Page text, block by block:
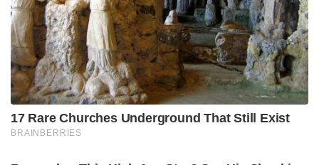
രാഷ്ട്രീയ ഗൂഢാലോചനയെക്കുറിച്ചുളള സംശയം
ബലപ്പെടുത്തുന്നതും.
Tags: മീഡിയ വൺ ലേഖിക
suresh gopi
രാഷ്ട്രീയ ഗൂഢാലോചന
kerala bjp
Complaint against suresh gopi
media one
കോഴിക്കോട്
media persons
BJP Keralam
സുരേഷ് ഗോപി